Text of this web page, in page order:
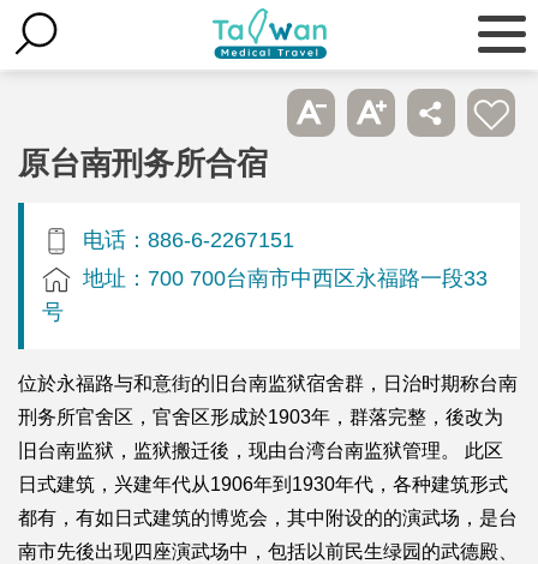
原台南刑务所合宿
电话：886-6-2267151
地址：700 700台南市中西区永福路一段33
号
位於永福路与和意街的旧台南监狱宿舍群，日治时期称台南
刑务所官舍区，官舍区形成於1903年，群落完整，後改为
旧台南监狱，监狱搬迁後，现由台湾台南监狱管理。 此区
日式建筑，兴建年代从1906年到1930年代，各种建筑形式
都有，有如日式建筑的博览会，其中附设的的演武场，是台
南市先後出现四座演武场中，包括以前民生绿园的武德殿、